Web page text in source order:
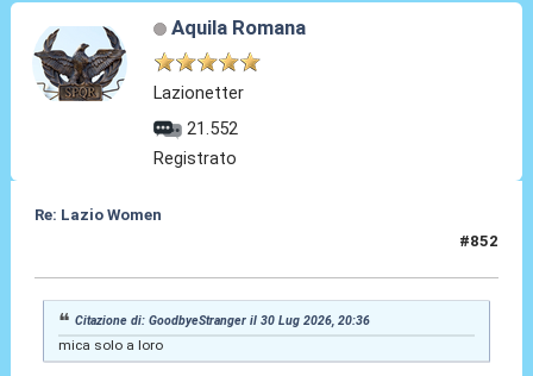
Aquila Romana
Lazionetter
21.552
Registrato
Re: Lazio Women
#852
Citazione di: GoodbyeStranger il 30 Lug 2026, 20:36
mica solo a loro